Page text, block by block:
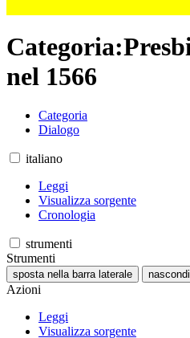
Categoria:
nel 1566
Categoria
Dialogo
italiano
Leggi
Visualizza sorgente
Cronologia
strumenti
Strumenti
sposta nella barra laterale nascondi
Azioni
Leggi
Visualizza sorgente